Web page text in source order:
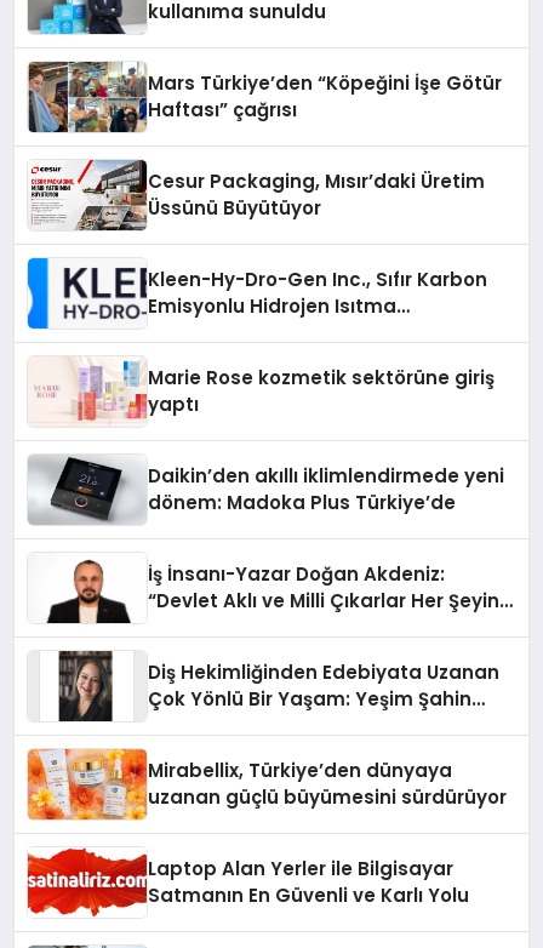
kullanıma sunuldu
Mars Türkiye’den “Köpeğini İşe Götür
Haftası” çağrısı
Cesur Packaging, Mısır’daki Üretim
Üssünü Büyütüyor
Kleen-Hy-Dro-Gen Inc., Sıfır Karbon
Emisyonlu Hidrojen Isıtma
Marie Rose kozmetik sektörüne giriş
yaptı
Daikin’den akıllı iklimlendirmede yeni
dönem: Madoka Plus Türkiye’de
İş İnsanı-Yazar Doğan Akdeniz:
“Devlet Aklı ve Milli Çıkarlar Her Şeyin
Diş Hekimliğinden Edebiyata Uzanan
Çok Yönlü Bir Yaşam: Yeşim Şahin
Mirabellix, Türkiye’den dünyaya
uzanan güçlü büyümesini sürdürüyor
Laptop Alan Yerler ile Bilgisayar
Satmanın En Güvenli ve Karlı Yolu